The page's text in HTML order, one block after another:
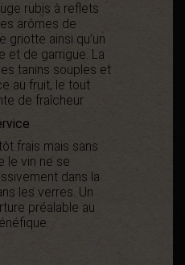
rubis à reflets
arômes de
griotte ainsi qu’un
et de garrigue. La
tanins souples et
au fruit, le tout
de fraîcheur
frais mais sans
le vin ne se
dans la
les verres. Un
préalable au